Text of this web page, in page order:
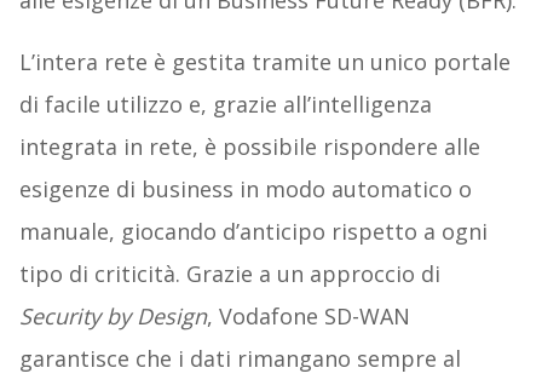
L’intera rete è gestita tramite un unico portale
di facile utilizzo e, grazie all’intelligenza
integrata in rete, è possibile rispondere alle
esigenze di business in modo automatico o
manuale, giocando d’anticipo rispetto a ogni
tipo di criticità. Grazie a un approccio di
Security by Design, Vodafone SD-WAN
garantisce che i dati rimangano sempre al